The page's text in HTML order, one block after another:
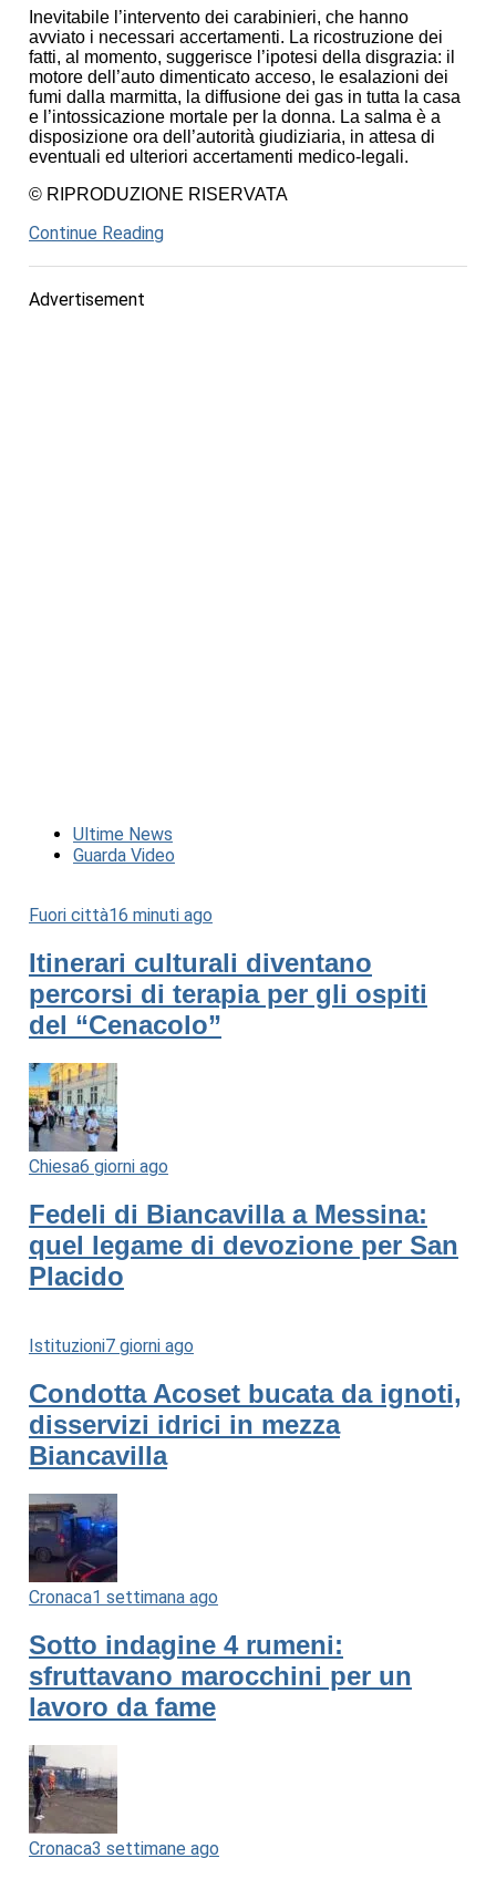
Inevitabile l’intervento dei carabinieri, che hanno
avviato i necessari accertamenti. La ricostruzione dei
fatti, al momento, suggerisce l’ipotesi della disgrazia: il
motore dell’auto dimenticato acceso, le esalazioni dei
fumi dalla marmitta, la diffusione dei gas in tutta la casa
e l’intossicazione mortale per la donna. La salma è a
disposizione ora dell’autorità giudiziaria, in attesa di
eventuali ed ulteriori accertamenti medico-legali.
© RIPRODUZIONE RISERVATA
Continue Reading
Advertisement
Ultime News
Guarda Video
Fuori città16 minuti ago
Itinerari culturali diventano
percorsi di terapia per gli ospiti
del “Cenacolo”
Chiesa6 giorni ago
Fedeli di Biancavilla a Messina:
quel legame di devozione per San
Placido
Istituzioni7 giorni ago
Condotta Acoset bucata da ignoti,
disservizi idrici in mezza
Biancavilla
Cronaca1 settimana ago
Sotto indagine 4 rumeni:
sfruttavano marocchini per un
lavoro da fame
Cronaca3 settimane ago